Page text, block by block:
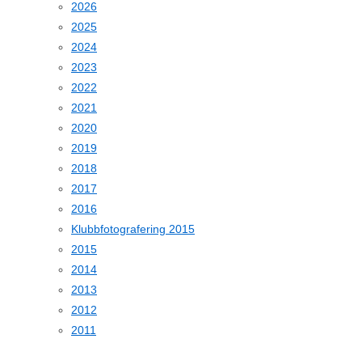
2026
2025
2024
2023
2022
2021
2020
2019
2018
2017
2016
Klubbfotografering 2015
2015
2014
2013
2012
2011